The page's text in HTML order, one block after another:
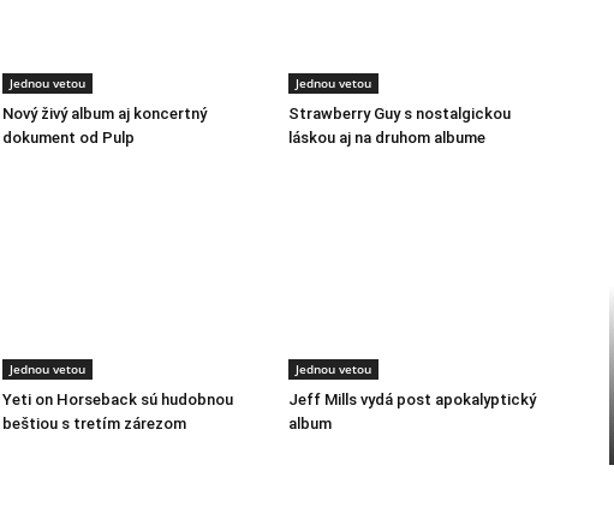
Jednou vetou
Nový živý album aj koncertný
dokument od Pulp
Jednou vetou
Strawberry Guy s nostalgickou
láskou aj na druhom albume
Jednou vetou
Yeti on Horseback sú hudobnou
beštiou s tretím zárezom
Jednou vetou
Jeff Mills vydá post apokalyptický
album